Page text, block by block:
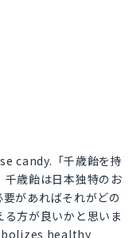
candy.「千歳飴を持
千歳飴は日本独特のお
があればそれがどの
方が良いかと思いま
healthy